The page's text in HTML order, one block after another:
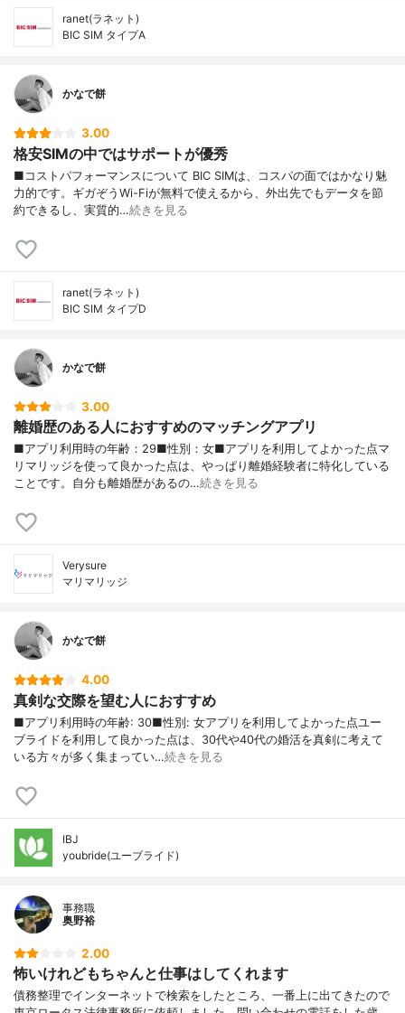
ranet(ラネット)
BIC SIM タイプA
かなで餅
3.00
格安SIMの中ではサポートが優秀
■コストパフォーマンスについて BIC SIMは、コスパの面ではかなり魅
力的です。ギガぞうWi-Fiが無料で使えるから、外出先でもデータを節
約できるし、実質的…続きを見る
ranet(ラネット)
BIC SIM タイプD
かなで餅
3.00
離婚歴のある人におすすめのマッチングアプリ
■アプリ利用時の年齢：29■性別：女■アプリを利用してよかった点マ
リマリッジを使って良かった点は、やっぱり離婚経験者に特化している
ことです。自分も離婚歴があるの…続きを見る
Verysure
マリマリッジ
かなで餅
4.00
真剣な交際を望む人におすすめ
■アプリ利用時の年齢: 30■性別: 女アプリを利用してよかった点ユー
ブライドを利用して良かった点は、30代や40代の婚活を真剣に考えて
いる方々が多く集まってい…続きを見る
IBJ
youbride(ユーブライド)
事務職
奥野裕
2.00
怖いけれどもちゃんと仕事はしてくれます
債務整理でインターネットで検索をしたところ、一番上に出てきたので